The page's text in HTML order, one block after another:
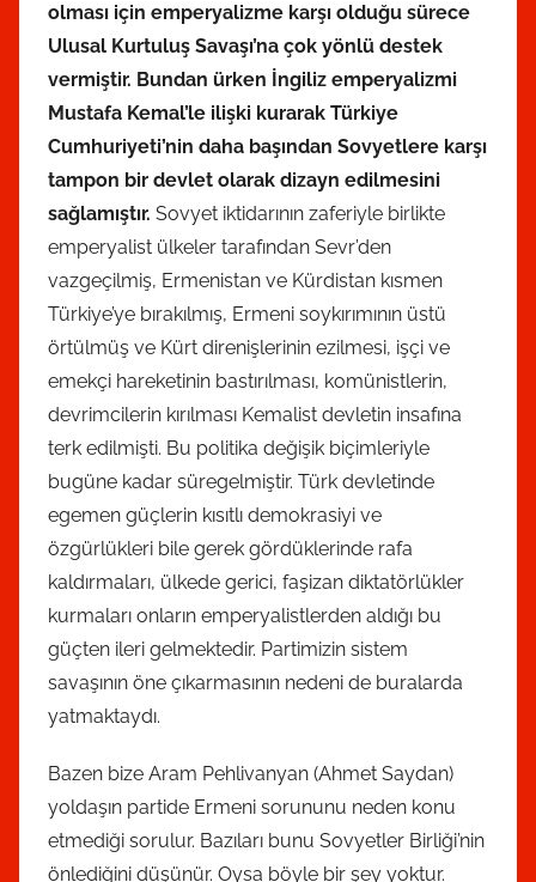
olması için emperyalizme karşı olduğu sürece
Ulusal Kurtuluş Savaşı’na çok yönlü destek
vermiştir. Bundan ürken İngiliz emperyalizmi
Mustafa Kemal’le ilişki kurarak Türkiye
Cumhuriyeti’nin daha başından Sovyetlere karşı
tampon bir devlet olarak dizayn edilmesini
sağlamıştır. Sovyet iktidarının zaferiyle birlikte
emperyalist ülkeler tarafından Sevr’den
vazgeçilmiş, Ermenistan ve Kürdistan kısmen
Türkiye’ye bırakılmış, Ermeni soykırımının üstü
örtülmüş ve Kürt direnişlerinin ezilmesi, işçi ve
emekçi hareketinin bastırılması, komünistlerin,
devrimcilerin kırılması Kemalist devletin insafına
terk edilmişti. Bu politika değişik biçimleriyle
bugüne kadar süregelmiştir. Türk devletinde
egemen güçlerin kısıtlı demokrasiyi ve
özgürlükleri bile gerek gördüklerinde rafa
kaldırmaları, ülkede gerici, faşizan diktatörlükler
kurmaları onların emperyalistlerden aldığı bu
güçten ileri gelmektedir. Partimizin sistem
savaşının öne çıkarmasının nedeni de buralarda
yatmaktaydı.
Bazen bize Aram Pehlivanyan (Ahmet Saydan)
yoldaşın partide Ermeni sorununu neden konu
etmediği sorulur. Bazıları bunu Sovyetler Birliği’nin
önlediğini düşünür. Oysa böyle bir şey yoktur.